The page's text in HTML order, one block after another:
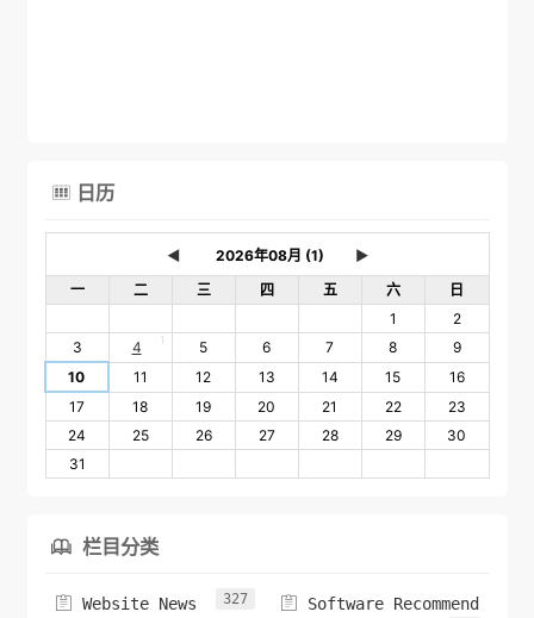
 日历
◄
►
一
二 三 四 五 六
日
1
2
3
4 1 5 6 7 8
9
10
11 12 13 14 15
16
17
18 19 20 21 22
23
24
25 26 27 28 29
30
31
 栏目分类
 Website News 327  Software Recommend